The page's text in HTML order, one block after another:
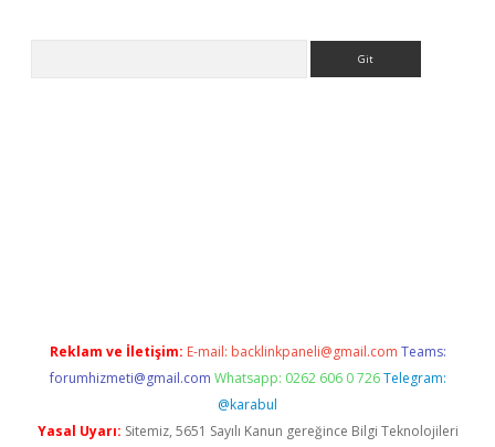
Reklam ve İletişim: E-mail: backlinkpaneli@gmail.com Teams:
forumhizmeti@gmail.com Whatsapp: 0262 606 0 726 Telegram:
@karabul
Yasal Uyarı: Sitemiz, 5651 Sayılı Kanun gereğince Bilgi Teknolojileri